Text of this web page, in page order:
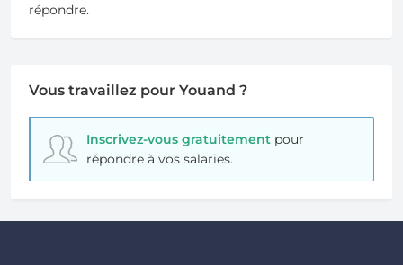
répondre.
Vous travaillez pour Youand ?
Inscrivez-vous gratuitementpour
répondre à vos salaries.